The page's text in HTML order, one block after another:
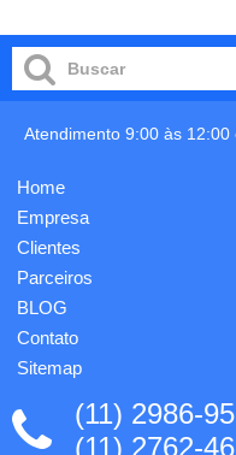
Atendimento 9:00 às
Home
Empresa
Clientes
Parceiros
BLOG
Contato
Sitemap
(11) 2986-
(11) 2762-